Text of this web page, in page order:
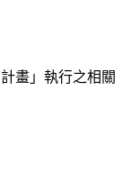
畫」執行之相關